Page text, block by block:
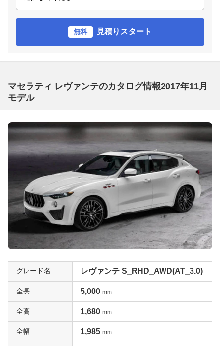
無料 見積りスタート
マセラティ レヴァンテのカタログ情報2017年11月
モデル
グレード名 レヴァンテ S_RHD_AWD(AT_3.0)
全長 5,000 mm
全高 1,680 mm
全幅 1,985 mm